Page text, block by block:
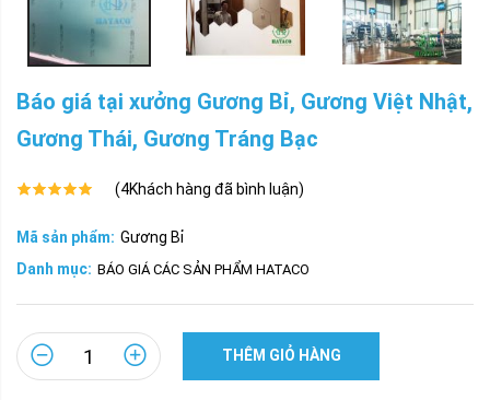
Báo giá tại xưởng Gương Bỉ, Gương Việt Nhật,
Gương Thái, Gương Tráng Bạc
(4Khách hàng đã bình luận)
Mã sản phẩm: Gương Bỉ
Danh mục: BÁO GIÁ CÁC SẢN PHẨM HATACO
THÊM GIỎ HÀNG